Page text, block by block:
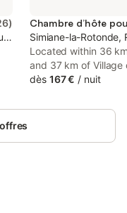
)
Simiane-la-Rotonde,
Located within 36
and 37 km of Village
des Amandiers
Simiane-la-Rotonde.
dès 167 € / nuit